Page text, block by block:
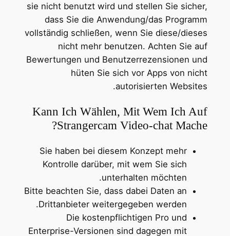
sie nicht benutzt wird und stellen Sie sicher,
dass Sie die Anwendung/das Programm
vollständig schließen, wenn Sie diese/dieses
nicht mehr benutzen. Achten Sie auf
Bewertungen und Benutzerrezensionen und
hüten Sie sich vor Apps von nicht
autorisierten Websites.
Kann Ich Wählen, Mit Wem Ich Auf
Strangercam Video-chat Mache?
Sie haben bei diesem Konzept mehr
Kontrolle darüber, mit wem Sie sich
unterhalten möchten.
Bitte beachten Sie, dass dabei Daten an
Drittanbieter weitergegeben werden.
Die kostenpflichtigen Pro und
Enterprise-Versionen sind dagegen mit